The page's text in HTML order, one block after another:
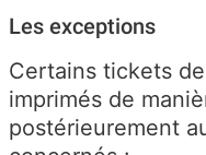
Les exceptions
Certains tickets
imprimés de
postérieurement